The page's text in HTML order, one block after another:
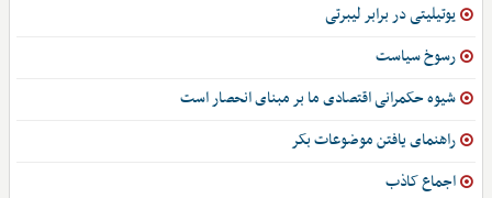
یوتیلیتی در برابر لیبرتی
رسوخ سیاست
شیوه حکمرانی اقتصادی ما بر مبنای انحصار است
راهنمای یافتن موضوعات بکر
اجماع کاذب